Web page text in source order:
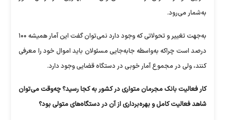
به‌شمار می‌رود.
به‌جهت تغییر و تحولاتی که وجود دارد نمی‌توان گفت این آمار همیشه ۱۰۰
درصد است چراکه به‌واسطه جابه‌جایی مسئولان باید اموال خود را معرفی
کنند، ولی در مجموع آمار خوبی در دستگاه قضایی وجود دارد.
کار فعالیت بانک مجرمان متواری در کشور به کجا رسید؟ چه‌وقت می‌توان
شاهد فعالیت کامل و بهره‌برداری از آن در دستگاه‌های متولی بود؟